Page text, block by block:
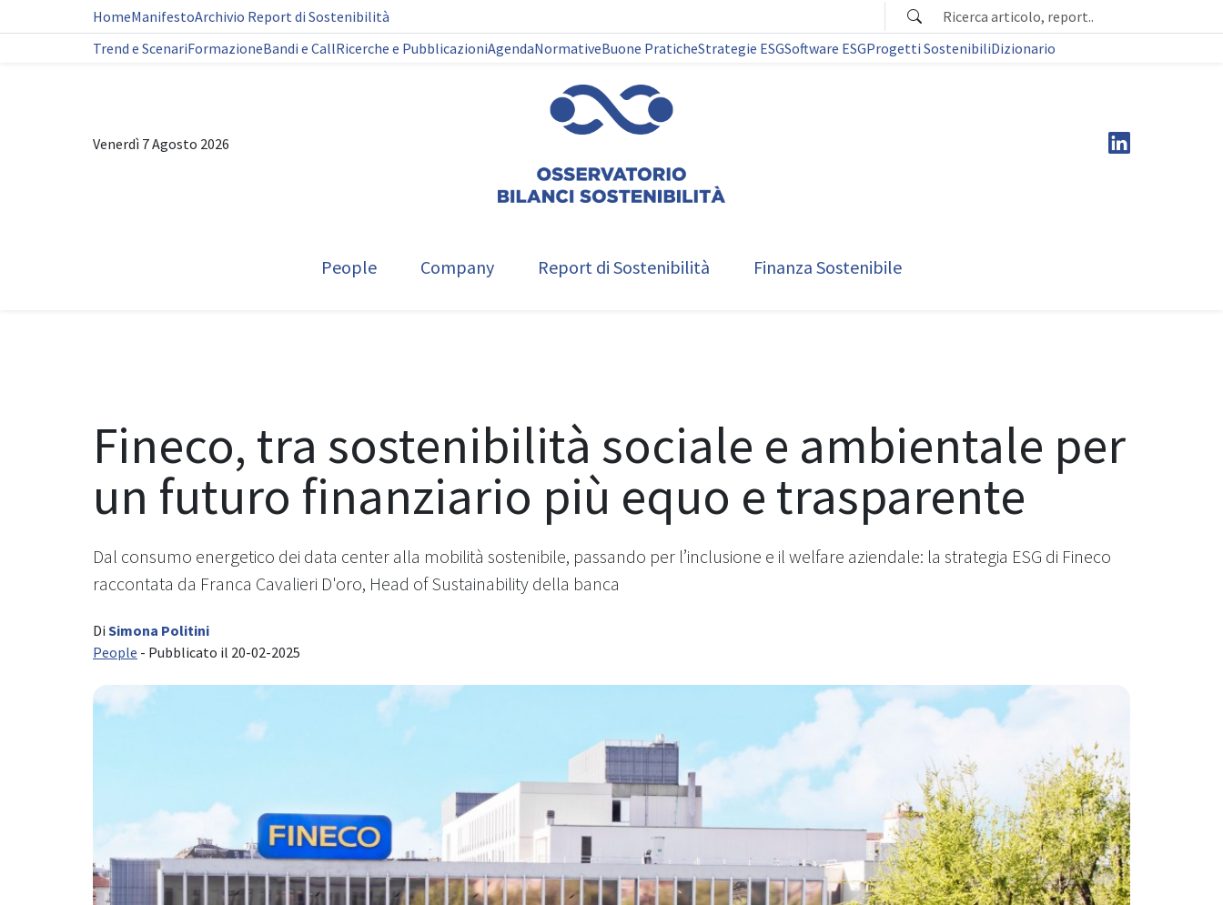
HomeManifestoArchivio Report di Sostenibilità
Trend e ScenariFormazioneBandi e CallRicerche e PubblicazioniAgendaNormativeBuone PraticheStrategie ESGSoftware ESGProgetti SostenibiliDizionario
Venerdì 7 Agosto 2026
People Company Report di Sostenibilità Finanza Sostenibile
Fineco, tra sostenibilità sociale e ambientale per
un futuro finanziario più equo e trasparente
Dal consumo energetico dei data center alla mobilità sostenibile, passando per l’inclusione e il welfare aziendale: la strategia ESG di Fineco
raccontata da Franca Cavalieri D'oro, Head of Sustainability della banca
Di Simona Politini
People - Pubblicato il 20-02-2025